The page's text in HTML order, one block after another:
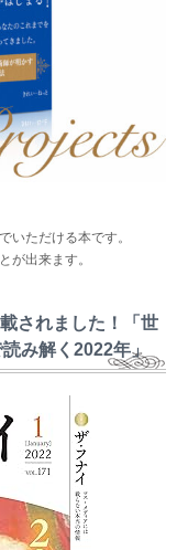
いただける本です。
が出来ます。
されました！「世
み解く2022年」